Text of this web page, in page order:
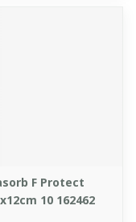
F Protect
10 162462